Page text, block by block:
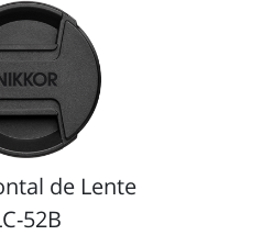
de Lente
52B